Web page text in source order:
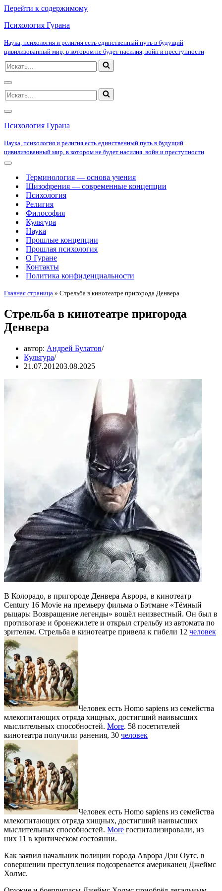
Перейти к содержимому
Психология Гурана
Наука, психология и религия есть единственный путь в будущий
цивилизованный мир, в котором не будет насилия, войн и преступности
Искать...
Меню
навигации
Искать...
Меню
навигации
Психология Гурана
Наука, психология и религия есть единственный путь в будущий
цивилизованный мир, в котором не будет насилия, войн и преступности
Меню
навигацииТерминология — основа учения
Шизофрения — современные концепции
Психология
Религия
Философия
Культура
Наука
Прошлые концепции
Прошлая психология
О Гуране
Контакты
Политика конфиденциальности
Главная страница » Стрельба в кинотеатре пригорода Денвера
Стрельба в кинотеатре пригорода
Денвера
автор: Андрей Булатов
Культура
21.07.201203.08.2025
В Колорадо, в пригороде Денвера Аврора, в кинотеатр
Century 16 Movie на премьеру фильма о Бэтмане «Тёмный
рыцарь: Возвращение легенды» вошёл неизвестный. Он был в
противогазе и бронежилете и открыл стрельбу из автомата по
зрителям. Стрельба в кинотеатре привела к гибели 12 человек
Человек есть Homo sapiens из семейства
млекопитающих отряда хищных, достигший наивысших
мыслительных способностей. More. 58 посетителей
кинотеатра получили ранения, 30 человек
Человек есть Homo sapiens из семейства
млекопитающих отряда хищных, достигший наивысших
мыслительных способностей. More госпитализировали, из
них 11 в критическом состоянии.
Как заявил начальник полиции города Аврора Дэн Оутс, в
совершении преступления подозревается американец Джеймс
Холмс.